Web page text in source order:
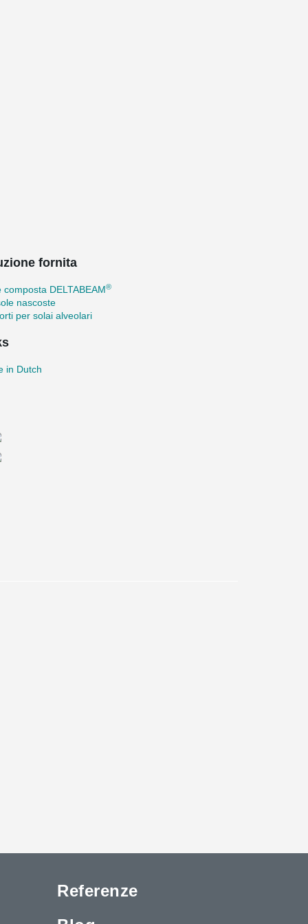
fornita
composta DELTABEAM®
nascoste
per solai alveolari
in Dutch
Referenze